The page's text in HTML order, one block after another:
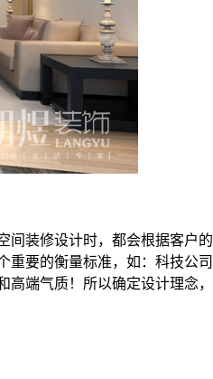
装修设计时，都会根据客户的
重要的衡量标准，如：科技公司
端气质！所以确定设计理念，